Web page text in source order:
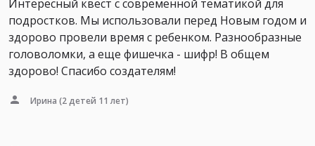
Интересный квест с современной тематикой для
подростков. Мы использовали перед Новым годом и
здорово провели время с ребенком. Разнообразные
головоломки, а еще фишечка - шифр! В общем
здорово! Спасибо создателям!
Ирина (2 детей 11 лет)